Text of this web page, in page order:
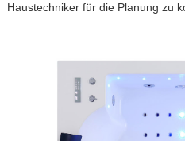
Haustechniker für die Planung zu